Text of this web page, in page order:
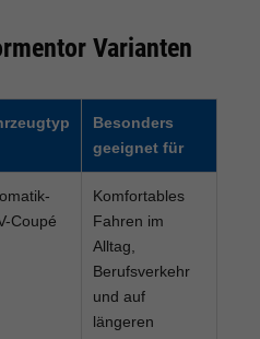
Varianten
Besonders
geeignet für
Coupé
Komfortables
Fahren im
Alltag,
Berufsverkehr
und auf
längeren